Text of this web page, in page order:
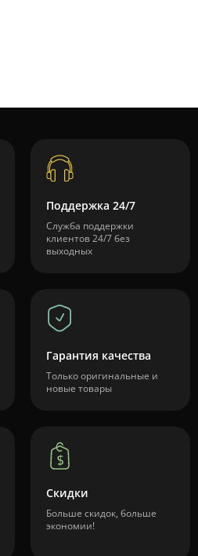
Поддержка 24/7
Служба поддержки
клиентов 24/7 без
выходных
Гарантия качества
Только оригинальные и
новые товары
Скидки
Больше скидок, больше
экономии!